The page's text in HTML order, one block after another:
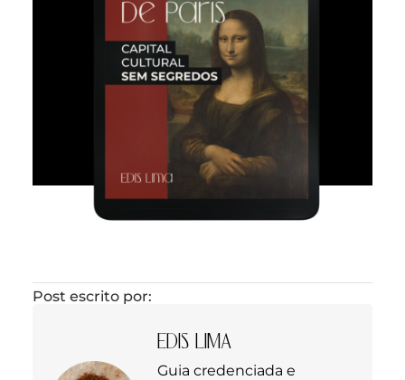
Post escrito por:
EDIS LIMA
Guia credenciada e